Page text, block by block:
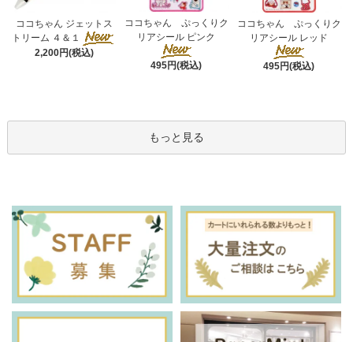
ココちゃん ジェットス
トリーム ４＆１
2,200円(税込)
ココちゃん ぷっくりク
リアシール ピンク
495円(税込)
ココちゃん ぷっくりク
リアシール レッド
495円(税込)
もっと見る